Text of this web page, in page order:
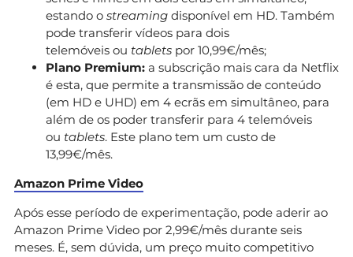
estando o streaming disponível em HD. Também
pode transferir vídeos para dois
telemóveis ou tablets por 10,99€/mês;
Plano Premium: a subscrição mais cara da Netflix
é esta, que permite a transmissão de conteúdo
(em HD e UHD) em 4 ecrãs em simultâneo, para
além de os poder transferir para 4 telemóveis
ou tablets. Este plano tem um custo de
13,99€/mês.
Amazon Prime Video
Após esse período de experimentação, pode aderir ao
Amazon Prime Video por 2,99€/mês durante seis
meses. É, sem dúvida, um preço muito competitivo